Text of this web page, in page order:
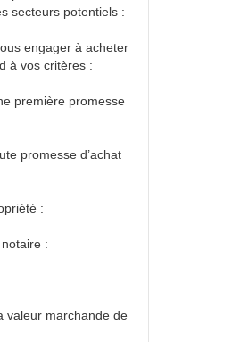
secteurs potentiels :
engager à acheter
à vos critères :
première promesse
promesse d’achat
:
:
valeur marchande de